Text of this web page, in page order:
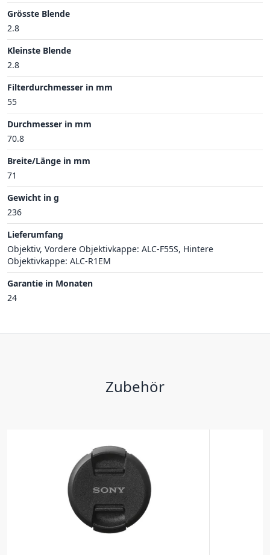
Grösste Blende
2.8
Kleinste Blende
2.8
Filterdurchmesser in mm
55
Durchmesser in mm
70.8
Breite/Länge in mm
71
Gewicht in g
236
Lieferumfang
Objektiv, Vordere Objektivkappe: ALC-F55S, Hintere
Objektivkappe: ALC-R1EM
Garantie in Monaten
24
Zubehör